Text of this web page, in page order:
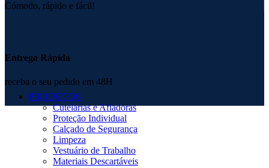
Cómodo, rápido e fácil!
Entrega Rápida
receba o seu pedido em 48H
PRODUTOS
Cutelarias e Afiadoras
Proteção Individual
Calçado de Segurança
Limpeza
Vestuário de Trabalho
Materiais Descartáveis